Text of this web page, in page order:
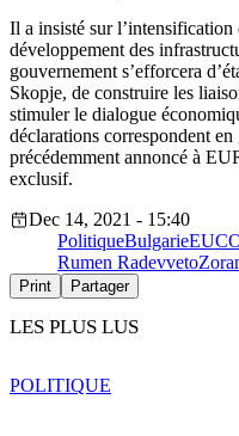
Il a insisté sur
développement des
gouvernement s’efforcera
Skopje, de construire les
stimuler le dialogue
déclarations correspondent
précédemment annoncé à
exclusif.
Dec 14, 2021 - 15:40
PolitiqueBulgarie
Rumen Radevveto
Print Partager
LES PLUS LUS
POLITIQUE